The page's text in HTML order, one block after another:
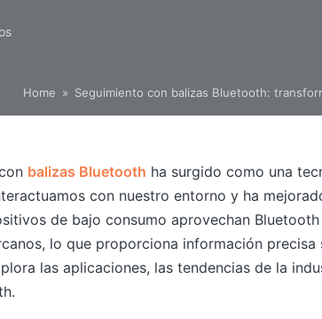
Home » Seguimiento con balizas Bluetooth:
balizas Bluetooth ha surgido como una
con nuestro entorno y ha
de bajo consumo aprovechan
lo que proporciona información
las aplicaciones, las tendencias de la